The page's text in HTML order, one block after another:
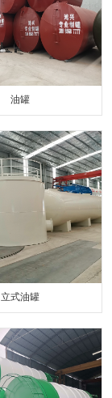
油罐
立式油罐